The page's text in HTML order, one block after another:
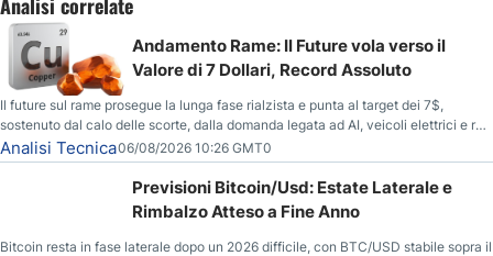
Andamento Rame: Il Future vola verso il
Valore di 7 Dollari, Record Assoluto
Il future sul rame prosegue la lunga fase rialzista e punta al target dei 7$,
sostenuto dal calo delle scorte, dalla domanda legata ad AI, veicoli elettrici e reti
energetiche, e dai timori di deficit produttivo dal 2028.
Analisi Tecnica06/08/2026 10:26 GMT0
Previsioni Bitcoin/Usd: Estate Laterale e
Rimbalzo Atteso a Fine Anno
Bitcoin resta in fase laterale dopo un 2026 difficile, con BTC/USD stabile sopra il